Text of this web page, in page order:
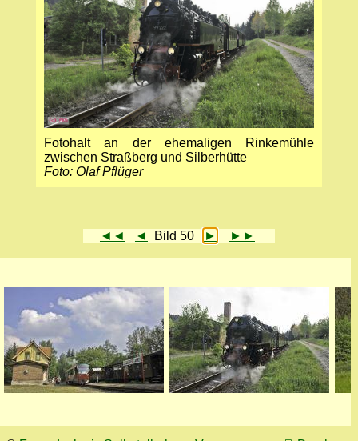
Fotohalt an der ehemaligen Rinkemühle
zwischen Straßberg und Silberhütte
Foto: Olaf Pflüger
◄◄ ◄ Bild 50 ► ►►